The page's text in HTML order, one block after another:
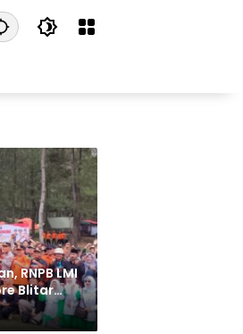
RNPB LMI
Blitar